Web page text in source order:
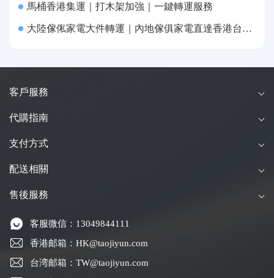
馬桶香港集運｜打木架加強｜一鍵轉運服務
大陸傢俬家電大件轉運｜內地傢俱家電直達香港台灣送貨上府
客戶服務
代購指南
支付方式
配送相關
售後服務
客服微信：13049844111
香港邮箱：HK@taojiyun.com
台湾邮箱：TW@taojiyun.com